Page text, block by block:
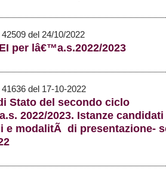
42509 del 24/10/2022
per lâ€™a.s.2022/2023
41636 del 17-10-2022
Stato del secondo ciclo
2022/2023. Istanze candidati
e modalitÃ di presentazione-